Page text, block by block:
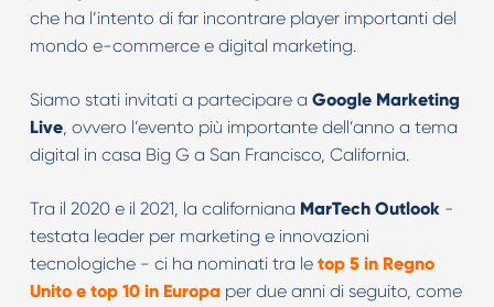
che ha l’intento di far incontrare player importanti del
mondo e-commerce e digital marketing.
Siamo stati invitati a partecipare a Google Marketing
Live, ovvero l’evento più importante dell’anno a tema
digital in casa Big G a San Francisco, California.
Tra il 2020 e il 2021, la californiana MarTech Outlook-
testata leader per marketing e innovazioni
tecnologiche - ci ha nominati tra le top 5 in Regno
Unito e top 10 in Europa per due anni di seguito, come